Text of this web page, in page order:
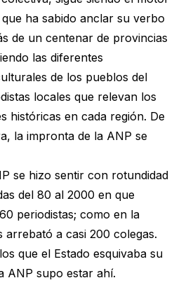
ha sabido anclar su verbo
de un centenar de provincias
las diferentes
de los pueblos del
locales que relevan los
históricas en cada región. De
la impronta de la ANP se
se hizo sentir con rotundidad
del 80 al 2000 en que
periodistas; como en la
arrebató a casi 200 colegas.
que el Estado esquivaba su
ANP supo estar ahí.